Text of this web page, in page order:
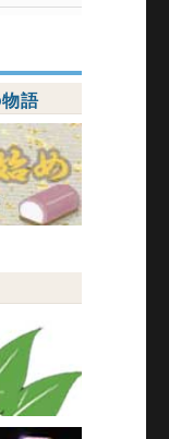
語